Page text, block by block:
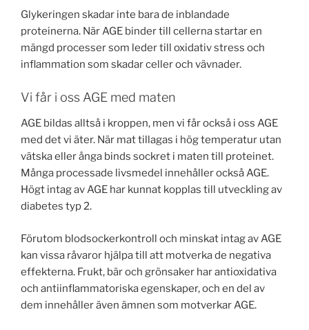
Glykeringen skadar inte bara de inblandade
proteinerna. När AGE binder till cellerna startar en
mängd processer som leder till oxidativ stress och
inflammation som skadar celler och vävnader.
Vi får i oss AGE med maten
AGE bildas alltså i kroppen, men vi får också i oss AGE
med det vi äter. När mat tillagas i hög temperatur utan
vätska eller ånga binds sockret i maten till proteinet.
Många processade livsmedel innehåller också AGE.
Högt intag av AGE har kunnat kopplas till utveckling av
diabetes typ 2.
Förutom blodsockerkontroll och minskat intag av AGE
kan vissa råvaror hjälpa till att motverka de negativa
effekterna. Frukt, bär och grönsaker har antioxidativa
och antiinflammatoriska egenskaper, och en del av
dem innehåller även ämnen som motverkar AGE.